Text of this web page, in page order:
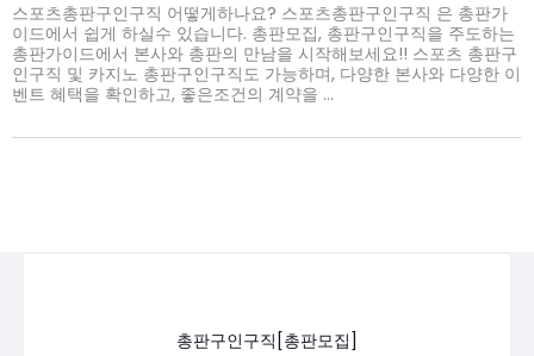
스포츠총판구인구직 어떻게하나요? 스포츠총판구인구직 은 총판가
이드에서 쉽게 하실수 있습니다. 총판모집, 총판구인구직을 주도하는
총판가이드에서 본사와 총판의 만남을 시작해보세요!! 스포츠 총판구
인구직 및 카지노 총판구인구직도 가능하며, 다양한 본사와 다양한 이
벤트 혜택을 확인하고, 좋은조건의 계약을 ...
총판구인구직[총판모집]